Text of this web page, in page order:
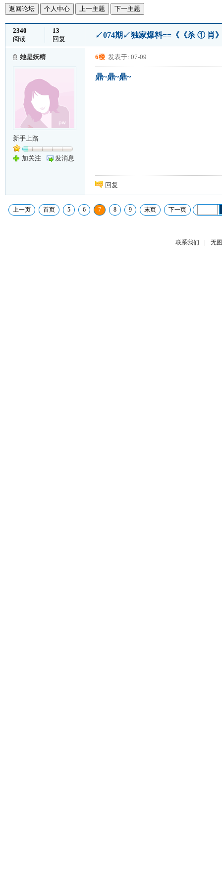
返回论坛 个人中心 上一主题 下一主题
2340
阅读
13
回复
↙074期↙独家爆料==《《杀 ① 肖
她是妖精
新手上路
加关注 发消息
6楼 发表于: 07-09
鼎~鼎~鼎~
回复
上一页 首页 5 6 7 8 9 末页 下一页
联系我们 | 无